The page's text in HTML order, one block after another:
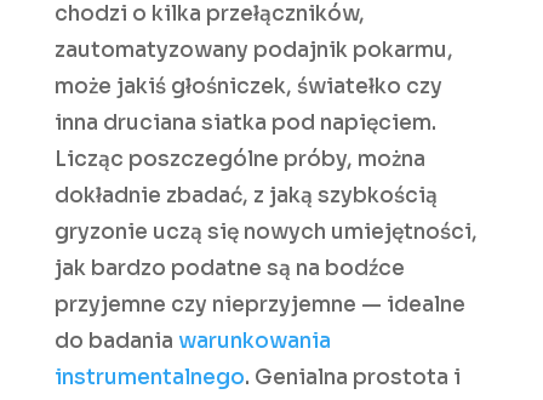
chodzi o kilka przełączników,
zautomatyzowany podajnik pokarmu,
może jakiś głośniczek, światełko czy
inna druciana siatka pod napięciem.
Licząc poszczególne próby, można
dokładnie zbadać, z jaką szybkością
gryzonie uczą się nowych umiejętności,
jak bardzo podatne są na bodźce
przyjemne czy nieprzyjemne — idealne
do badania warunkowania
instrumentalnego. Genialna prostota i